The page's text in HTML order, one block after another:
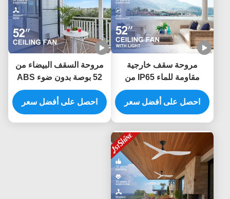
مروحة سقف خارجية
مقاومة للماء IP65 من
البلاستيك ABS مع شفرات
52 بوصة وجهاز تحكم عن
بعد
احصل على أفضل سعر
مروحة السقف البيضاء من
52 بوصة بدون ضوء ABS
Blade Smart APP
Control
احصل على أفضل سعر